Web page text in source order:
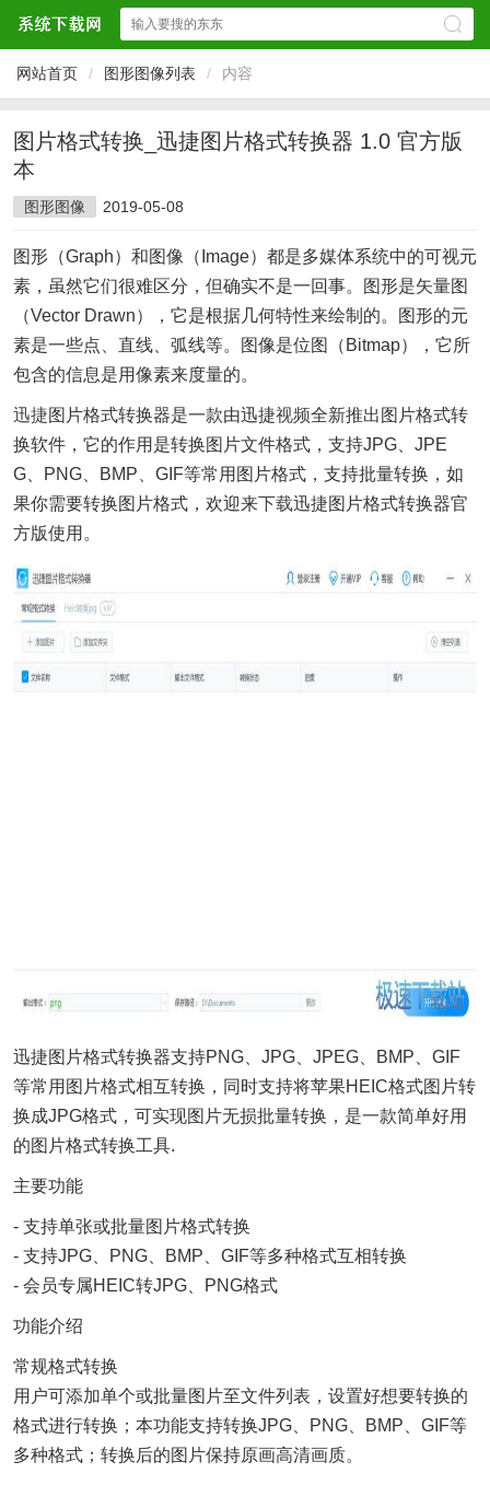
网站首页 / 图形图像列表 / 内容
图片格式转换_迅捷图片格式转换器 1.0 官方版
本
图形图像 2019-05-08
图形（Graph）和图像（Image）都是多媒体系统中的可视元
素，虽然它们很难区分，但确实不是一回事。图形是矢量图
（Vector Drawn），它是根据几何特性来绘制的。图形的元
素是一些点、直线、弧线等。图像是位图（Bitmap），它所
包含的信息是用像素来度量的。
迅捷图片格式转换器是一款由迅捷视频全新推出图片格式转
换软件，它的作用是转换图片文件格式，支持JPG、JPE
G、PNG、BMP、GIF等常用图片格式，支持批量转换，如
果你需要转换图片格式，欢迎来下载迅捷图片格式转换器官
方版使用。
迅捷图片格式转换器支持PNG、JPG、JPEG、BMP、GIF
等常用图片格式相互转换，同时支持将苹果HEIC格式图片转
换成JPG格式，可实现图片无损批量转换，是一款简单好用
的图片格式转换工具.
主要功能
- 支持单张或批量图片格式转换
- 支持JPG、PNG、BMP、GIF等多种格式互相转换
- 会员专属HEIC转JPG、PNG格式
功能介绍
常规格式转换
用户可添加单个或批量图片至文件列表，设置好想要转换的
格式进行转换；本功能支持转换JPG、PNG、BMP、GIF等
多种格式；转换后的图片保持原画高清画质。